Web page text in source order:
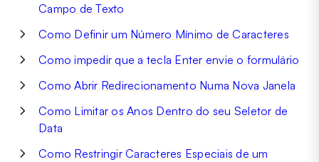
Campo de Texto
Como Definir um Número Mínimo de Caracteres
Como impedir que a tecla Enter envie o formulário
Como Abrir Redirecionamento Numa Nova Janela
Como Limitar os Anos Dentro do seu Seletor de
Data
Como Restringir Caracteres Especiais de um